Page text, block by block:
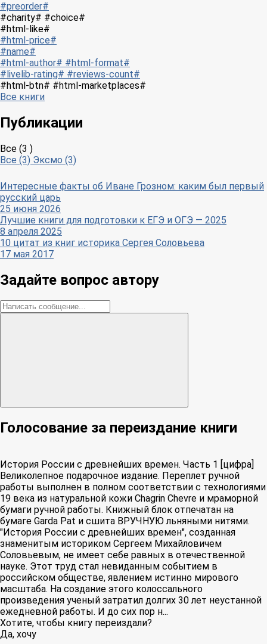
#preorder#
#charity# #choice#
#html-like#
#html-price#
#name#
#html-author# #html-format#
#livelib-rating# #reviews-count#
#html-btn# #html-marketplaces#
Все книги
Публикации
Все (3 )
Все (3) Эксмо (3)
Интересные факты об Иване Грозном: каким был первый
русский царь
25 июня 2026
Лучшие книги для подготовки к ЕГЭ и ОГЭ — 2025
8 апреля 2025
10 цитат из книг историка Сергея Соловьева
17 мая 2017
Задайте вопрос автору
Голосование за переиздание книги
История России с древнейших времен. Часть 1 [цифра]
Великолепное подарочное издание. Переплет ручной
работы выполнен в полном соответствии с технологиями
19 века из натуральной кожи Chagrin Chevre и мраморной
бумаги ручной работы. Книжный блок отпечатан на
бумаге Garda Pat и сшита ВРУЧНУЮ льняными нитями.
"История России с древнейших времен", созданная
знаменитым историком Сергеем Михайловичем
Соловьевым, не имеет себе равных в отечественной
науке. Этот труд стал невиданным событием в
российском обществе, явлением истинно мирового
масштаба. На создание этого колоссального
произведения ученый затратил долгих 30 лет неустанной
ежедневной работы. И до сих пор н...
Хотите, чтобы книгу переиздали?
Да, хочу